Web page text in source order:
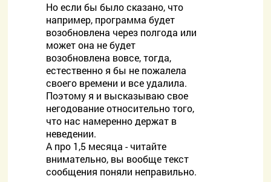
Но если бы было сказано, что
например, программа будет
возобновлена через полгода или
может она не будет
возобновлена вовсе, тогда,
естественно я бы не пожалела
своего времени и все удалила.
Поэтому я и высказываю свое
негодование относительно того,
что нас намеренно держат в
неведении.
А про 1,5 месяца - читайте
внимательно, вы вообще текст
сообщения поняли неправильно.